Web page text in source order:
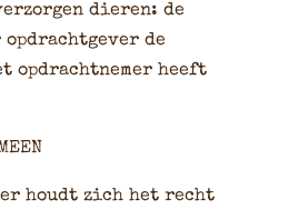
dieren: de
de
opdrachtnemer heeft
houdt zich het recht